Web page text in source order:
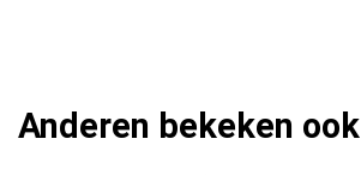
Anderen bekeken ook